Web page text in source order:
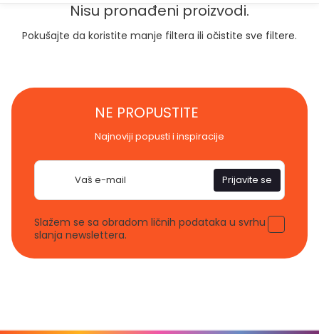
Nisu pronađeni proizvodi.
Pokušajte da koristite manje filtera ili očistite sve filtere.
NE PROPUSTITE
Najnoviji popusti i inspiracije
Prijavite se
Slažem se sa obradom ličnih podataka u svrhu
slanja newslettera.